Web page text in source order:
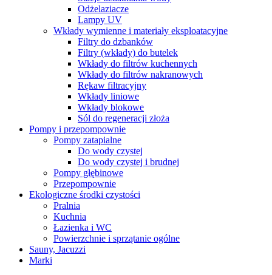
Odżelaziacze
Lampy UV
Wkłady wymienne i materiały eksploatacyjne
Filtry do dzbanków
Filtry (wkłady) do butelek
Wkłady do filtrów kuchennych
Wkłady do filtrów nakranowych
Rękaw filtracyjny
Wkłady liniowe
Wkłady blokowe
Sól do regeneracji złoża
Pompy i przepompownie
Pompy zatapialne
Do wody czystej
Do wody czystej i brudnej
Pompy głębinowe
Przepompownie
Ekologiczne środki czystości
Pralnia
Kuchnia
Łazienka i WC
Powierzchnie i sprzątanie ogólne
Sauny, Jacuzzi
Marki